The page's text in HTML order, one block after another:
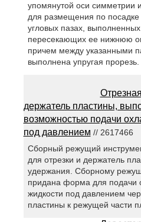
упомянутой оси симметрии
для размещения по посадке
угловых пазах,
пересекающих ее нижнюю
причем между указанными
выполнена упругая прорезь.
держатель пластины,
возможностью подачи
под давлением // 2617466
Сборный режущий
для отрезки и держатель
удержания. Сборному
придана форма для
жидкости под давлением
пластины к режущей части